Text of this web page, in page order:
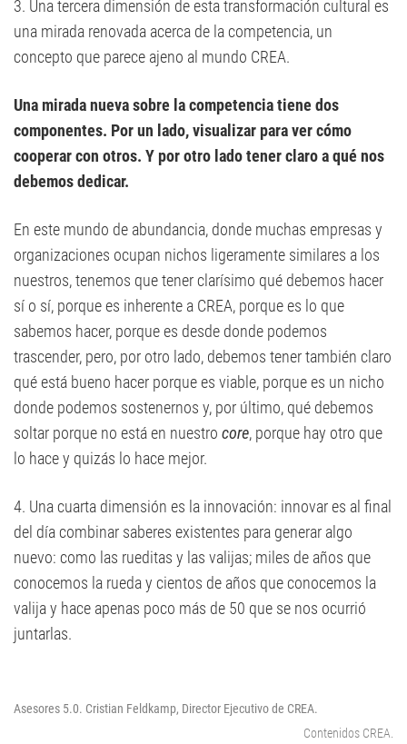
3. Una tercera dimensión de esta transformación cultural es
una mirada renovada acerca de la competencia, un
concepto que parece ajeno al mundo CREA.
Una mirada nueva sobre la competencia tiene dos
componentes. Por un lado, visualizar para ver cómo
cooperar con otros. Y por otro lado tener claro a qué nos
debemos dedicar.
En este mundo de abundancia, donde muchas empresas y
organizaciones ocupan nichos ligeramente similares a los
nuestros, tenemos que tener clarísimo qué debemos hacer
sí o sí, porque es inherente a CREA, porque es lo que
sabemos hacer, porque es desde donde podemos
trascender, pero, por otro lado, debemos tener también claro
qué está bueno hacer porque es viable, porque es un nicho
donde podemos sostenernos y, por último, qué debemos
soltar porque no está en nuestro core, porque hay otro que
lo hace y quizás lo hace mejor.
4. Una cuarta dimensión es la innovación: innovar es al final
del día combinar saberes existentes para generar algo
nuevo: como las rueditas y las valijas; miles de años que
conocemos la rueda y cientos de años que conocemos la
valija y hace apenas poco más de 50 que se nos ocurrió
juntarlas.
Asesores 5.0. Cristian Feldkamp, Director Ejecutivo de CREA.
Contenidos CREA.